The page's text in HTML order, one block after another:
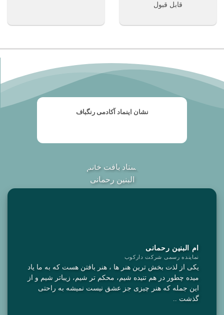
قابل قبول
نشان اینماد آکادمی رنگباف
ام البنین رحمانی
نماینده رسمی شرکت دارکوب
یکی از لذت بخش ترین هنر ها ، هنر بافتن هست که به ما یاد
میده چطور در هم تنیده شیم، محکم تر شیم، زیباتر شیم و از
این جمله که هنر چیزی جز عشق نیست نمیشه به راحتی
گذشت ..